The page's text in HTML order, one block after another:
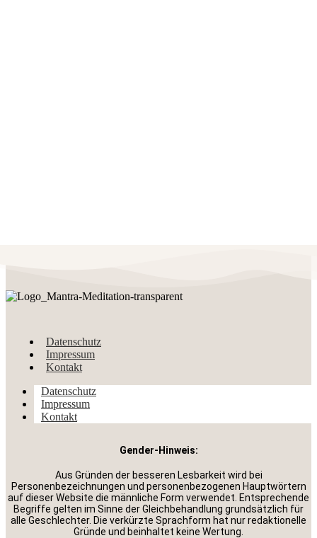
Datenschutz
Impressum
Kontakt
Datenschutz
Impressum
Kontakt
Gender-Hinweis:
Aus Gründen der besseren Lesbarkeit wird bei
Personenbezeichnungen und personenbezogenen Hauptwörtern
auf dieser Website die männliche Form verwendet. Entsprechende
Begriffe gelten im Sinne der Gleichbehandlung grundsätzlich für
alle Geschlechter. Die verkürzte Sprachform hat nur redaktionelle
Gründe und beinhaltet keine Wertung.